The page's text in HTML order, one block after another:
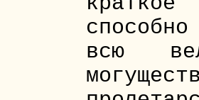
всю